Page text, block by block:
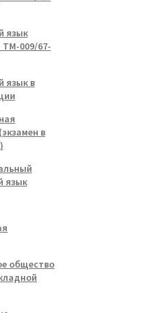
язык
ТМ-009/67-
язык в
в
язык
общество